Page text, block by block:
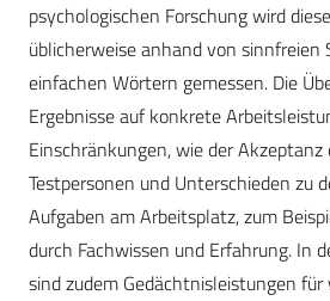
psychologischen Forschung wird
üblicherweise anhand von sinnfreien
einfachen Wörtern gemessen. Die
Ergebnisse auf konkrete
Einschränkungen, wie der Akzeptanz
Testpersonen und Unterschieden zu
Aufgaben am Arbeitsplatz, zum
durch Fachwissen und Erfahrung. In
sind zudem Gedächtnisleistungen